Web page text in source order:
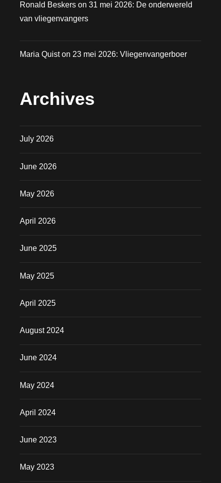
Ronald Beskers on 31 mei 2026: De onderwereld
van vliegenvangers
Maria Quiston 23 mei 2026: Vliegenvangerboer
Archives
July 2026
June 2026
May 2026
April 2026
June 2025
May 2025
April 2025
August 2024
June 2024
May 2024
April 2024
June 2023
May 2023